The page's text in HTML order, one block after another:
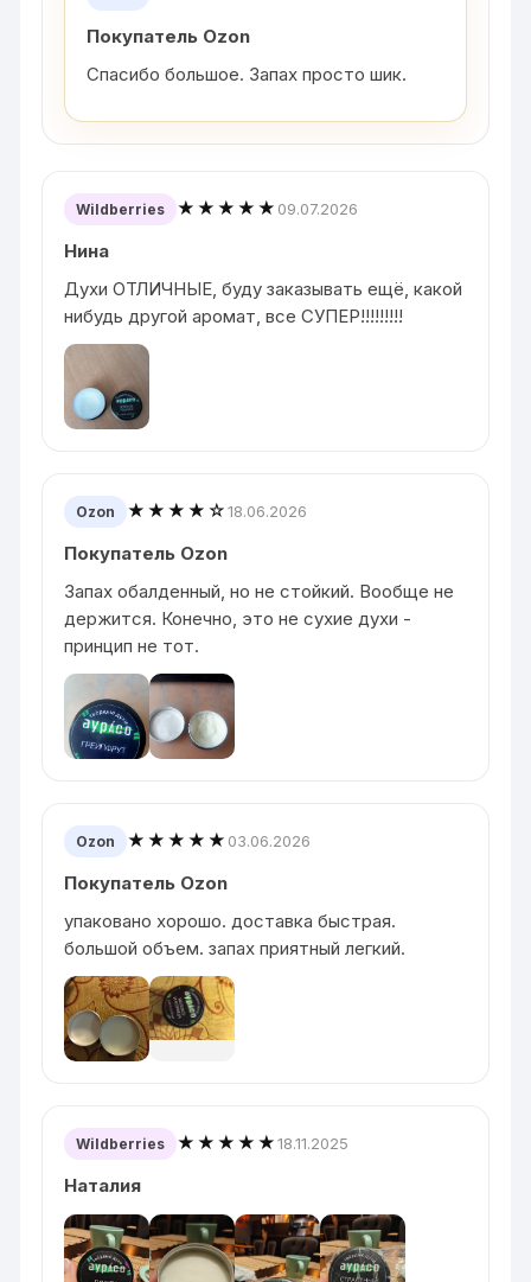
Покупатель Ozon
Спасибо большое. Запах просто шик.
Wildberries ★★★★★ 09.07.2026
Нина
Духи ОТЛИЧНЫЕ, буду заказывать ещё, какой
нибудь другой аромат, все СУПЕР!!!!!!!!!
Ozon ★★★★☆18.06.2026
Покупатель Ozon
Запах обалденный, но не стойкий. Вообще не
держится. Конечно, это не сухие духи -
принцип не тот.
Ozon ★★★★★ 03.06.2026
Покупатель Ozon
упаковано хорошо. доставка быстрая.
большой объем. запах приятный легкий.
Wildberries ★★★★★18.11.2025
Наталия